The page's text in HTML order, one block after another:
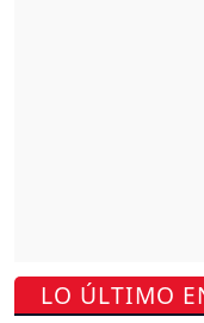
LO ÚLTIMO